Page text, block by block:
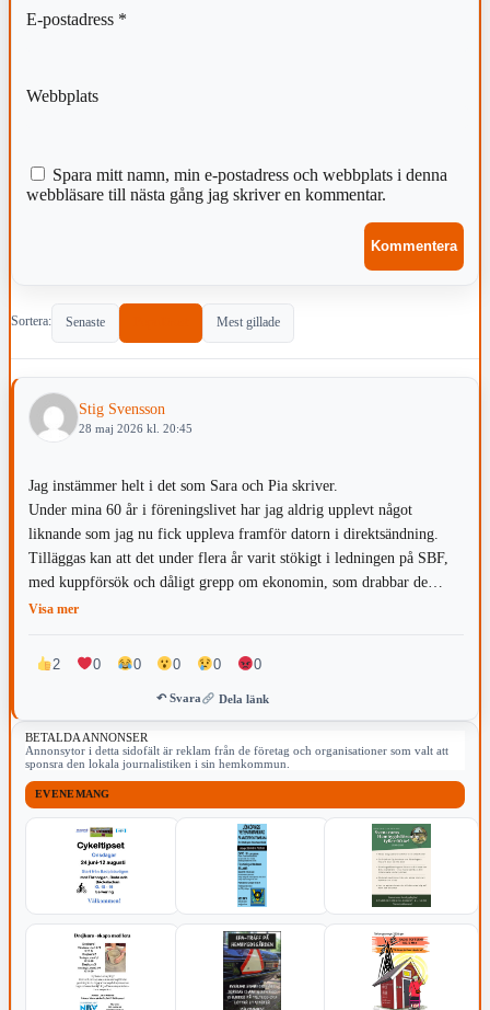
E-postadress *
Webbplats
Spara mitt namn, min e-postadress och webbplats i denna
webbläsare till nästa gång jag skriver en kommentar.
Sortera: Senaste Mest gillade
Stig Svensson
28 maj 2026 kl. 20:45
Jag instämmer helt i det som Sara och Pia skriver.
Under mina 60 år i föreningslivet har jag aldrig upplevt något
liknande som jag nu fick uppleva framför datorn i direktsändning.
Tilläggas kan att det under flera år varit stökigt i ledningen på SBF,
med kuppförsök och dåligt grepp om ekonomin, som drabbar de
aktiva och de lokala klubbarna som gör ett fantstiskt arbete.
vingklippta styrelse som ska reda upp eländet.
Visa mer
2 0 0 0 0 0
↶ Svara Dela länk
BETALDA ANNONSER
Annonsytor i detta sidofält är reklam från de företag och organisationer som valt att
sponsra den lokala journalistiken i sin hemkommun.
EVENEMANG